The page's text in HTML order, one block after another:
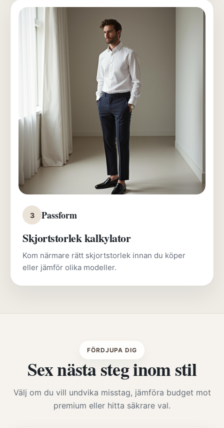
3 Passform
Skjortstorlek kalkylator
Kom närmare rätt skjortstorlek innan du köper
eller jämför olika modeller.
FÖRDJUPA DIG
Sex nästa steg inom stil
Välj om du vill undvika misstag, jämföra budget mot
premium eller hitta säkrare val.